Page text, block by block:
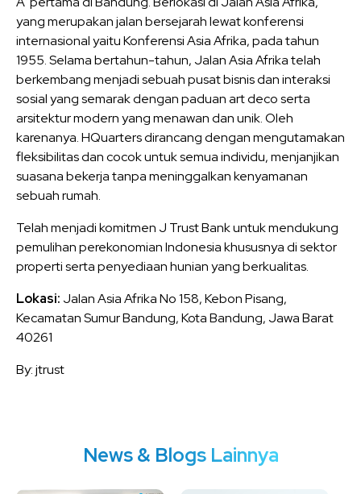
yang merupakan jalan bersejarah lewat konferensi
internasional yaitu Konferensi Asia Afrika, pada tahun
1955. Selama bertahun-tahun, Jalan Asia Afrika telah
berkembang menjadi sebuah pusat bisnis dan interaksi
sosial yang semarak dengan paduan art deco serta
arsitektur modern yang menawan dan unik. Oleh
karenanya. HQuarters dirancang dengan mengutamakan
fleksibilitas dan cocok untuk semua individu, menjanjikan
suasana bekerja tanpa meninggalkan kenyamanan
sebuah rumah.
Telah menjadi komitmen J Trust Bank untuk mendukung
pemulihan perekonomian Indonesia khususnya di sektor
properti serta penyediaan hunian yang berkualitas.
Lokasi: Jalan Asia Afrika No 158, Kebon Pisang,
Kecamatan Sumur Bandung, Kota Bandung, Jawa Barat
40261
By: jtrust
News & Blogs Lainnya